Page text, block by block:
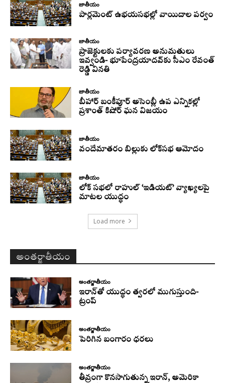
జాతీయం
పార్లమెంట్ ఉభయసభల్లో వాయిదాల పర్వం
జాతీయం
ప్రాజెక్టులకు పర్యావరణ అనుమతులు
ఇవ్వండి- భూపేంద్రయాదవ్‌కు సీఎం రేవంత్‌
రెడ్డి వినతి
జాతీయం
బీహార్ బంకీపూర్ అసెంబ్లీ ఉప ఎన్నికల్లో
ప్రశాంత్ కిషోర్ ఘన విజయం
జాతీయం
వందేమాతరం బిల్లుకు లోక్‌సభ ఆమోదం
జాతీయం
లోక్ సభలో రాహుల్ ‘ఇడియట్’ వ్యాఖ్యలపై
మాటల యుద్ధం
Load more
అంతర్జాతీయం
అంతర్జాతీయం
ఇరాన్‌తో యుద్ధం త్వరలో ముగుస్తుంది-
ట్రంప్‌
అంతర్జాతీయం
పెరిగిన బంగారం ధరలు
అంతర్జాతీయం
తీవ్రంగా కొనసాగుతున్న ఇరాన్‌, అమెరికా